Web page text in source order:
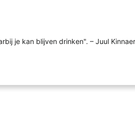
je kan blijven drinken". – Juul Kinnaer